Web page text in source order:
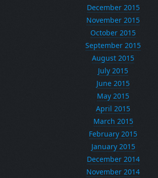
December 2015
November 2015
October 2015
September 2015
August 2015
July 2015
June 2015
May 2015
April 2015
March 2015
February 2015
January 2015
December 2014
November 2014